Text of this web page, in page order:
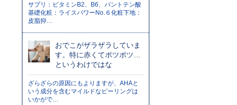
サプリ：ビタミンB2、B6、パントテン酸
基礎化粧：ライスパワーNo.６化粧下地：
皮脂抑…
おでこがザラザラしていま
す。特に赤くてポツポツ…
というわけではな
ざらざらの原因にもよりますが、AHAと
いう成分を含むマイルドなピーリングは
いかがで…